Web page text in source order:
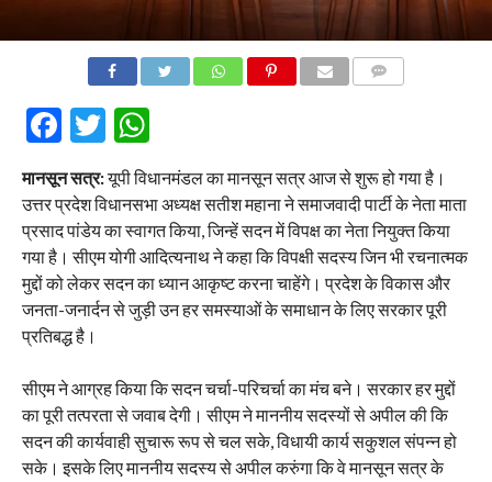
Facebook
Twitter
WhatsApp
मानसून सत्र:यूपी विधानमंडल का मानसून सत्र आज से शुरू हो गया है।
उत्तर प्रदेश विधानसभा अध्यक्ष सतीश महाना ने समाजवादी पार्टी के नेता माता
प्रसाद पांडेय का स्वागत किया, जिन्हें सदन में विपक्ष का नेता नियुक्त किया
गया है। सीएम योगी आदित्यनाथ ने कहा कि विपक्षी सदस्य जिन भी रचनात्मक
मुद्दों को लेकर सदन का ध्यान आकृष्ट करना चाहेंगे। प्रदेश के विकास और
जनता-जनार्दन से जुड़ी उन हर समस्याओं के समाधान के लिए सरकार पूरी
प्रतिबद्ध है।
सीएम ने आग्रह किया कि सदन चर्चा-परिचर्चा का मंच बने। सरकार हर मुद्दों
का पूरी तत्परता से जवाब देगी। सीएम ने माननीय सदस्यों से अपील की कि
सदन की कार्यवाही सुचारू रूप से चल सके, विधायी कार्य सकुशल संपन्न हो
सके। इसके लिए माननीय सदस्य से अपील करुंगा कि वे मानसून सत्र के